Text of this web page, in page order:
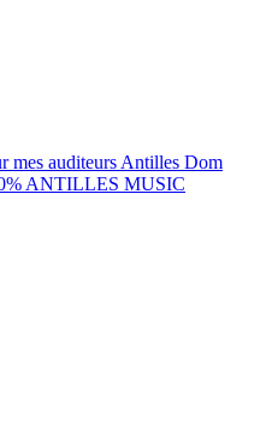
auditeurs Antilles Dom
ANTILLES MUSIC